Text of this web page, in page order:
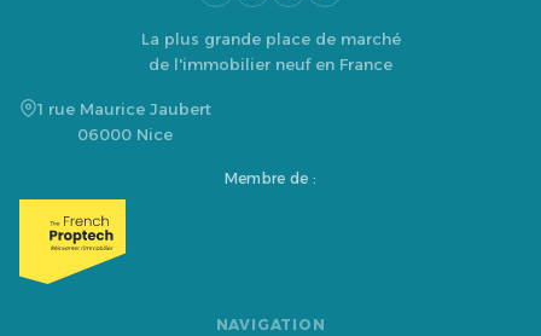
La plus grande place de marché
de l'immobilier neuf en France
1 rue Maurice Jaubert
06000 Nice
Membre de :
NAVIGATION